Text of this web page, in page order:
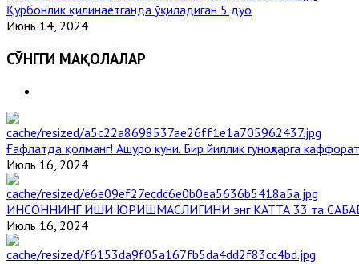
Қурбонлик қилинаётганда ўқиладиган 5 дуо
Июнь 14, 2024
СЎНГГИ МАҚОЛАЛАР
Ғафлатда қолманг! Ашуро куни. Бир йиллик гуноҳларга
Июль 16, 2024
ИНСОННИНГ ИШИ ЮРИШМАСЛИГИНИ энг КАТТА 33 та
Июль 16, 2024